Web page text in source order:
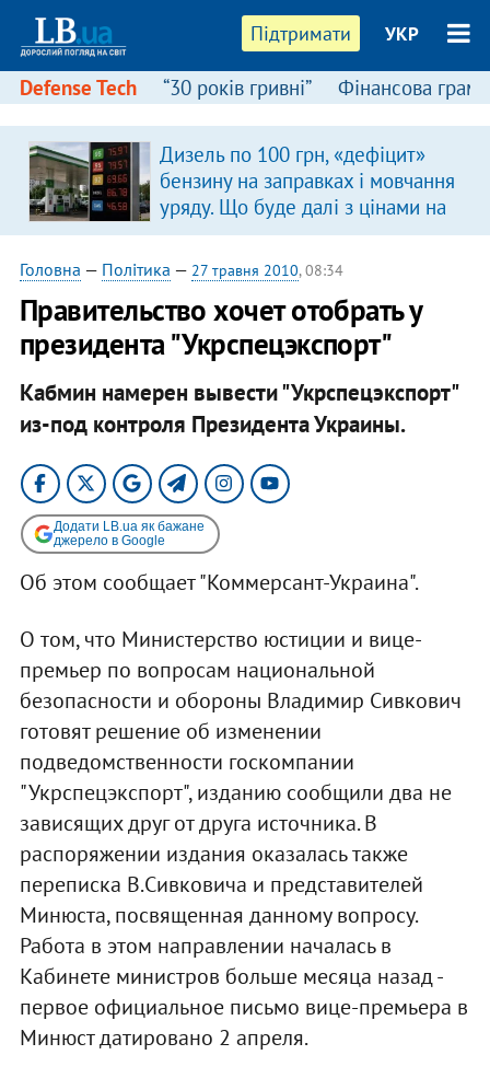
Підтримати УКР
Defense Tech “30 років гривні” Фінансова
Дизель по 100 грн, «дефіцит»
бензину на заправках і мовчання
уряду. Що буде далі з цінами на
пальне?
Головна — Політика — 27 травня 2010, 08:34
Правительство хочет отобрать у
президента "Укрспецэкспорт"
Кабмин намерен вывести "Укрспецэкспорт"
из-под контроля Президента Украины.
Додати LB.ua як бажане
джерело в Google
Об этом сообщает "Коммерсант-Украина".
О том, что Министерство юстиции и вице-
премьер по вопросам национальной
безопасности и обороны Владимир Сивкович
готовят решение об изменении
подведомственности госкомпании
"Укрспецэкспорт", изданию сообщили два не
зависящих друг от друга источника. В
распоряжении издания оказалась также
переписка В.Сивковича и представителей
Минюста, посвященная данному вопросу.
Работа в этом направлении началась в
Кабинете министров больше месяца назад -
первое официальное письмо вице-премьера в
Минюст датировано 2 апреля.